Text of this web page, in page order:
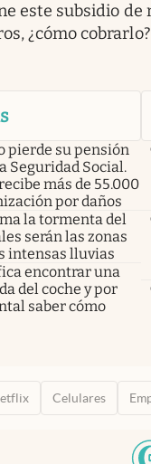
este subsidio de
¿cómo cobrarlo?
pierde su pensión
Seguridad Social.
más de 55.000
por daños
la tormenta del
serán las zonas
intensas lluvias
encontrar una
del coche y por
saber cómo
Celulares